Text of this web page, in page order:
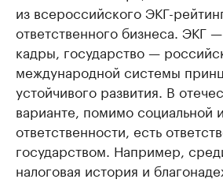
из всероссийского ЭКГ-
ответственного бизнеса. ЭКГ —
кадры, государство —
международной системы
устойчивого развития. В
варианте, помимо социальной
ответственности, есть
государством. Например,
налоговая история и